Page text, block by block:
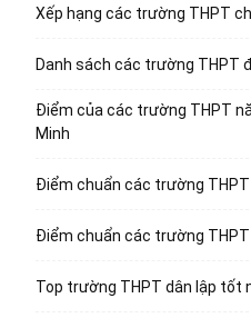
Xếp hạng các trường THPT
Danh sách các trường THPT
Điểm của các trường THPT
Minh
Điểm chuẩn các trường THPT
Điểm chuẩn các trường THPT
Top trường THPT dân lập tốt